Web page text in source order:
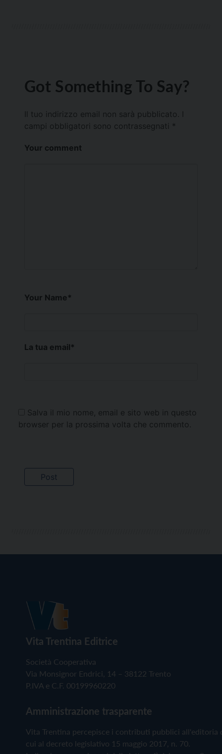
Got Something To Say?
Il tuo indirizzo email non sarà pubblicato.
campi obbligatori sono contrassegnati *
Your comment
Your Name*
La tua email*
Salva il mio nome, email e sito web in questo
browser per la prossima volta che commento.
Vita Trentina Editrice
Società Cooperativa
Via Monsignor Endrici, 14 – 38122 Trento
P.IVA e C.F. 00199960220
Amministrazione trasparente
Vita Trentina percepisce i contributi pubblici all'editoria
cui al decreto legislativo 15 maggio 2017, n. 70.